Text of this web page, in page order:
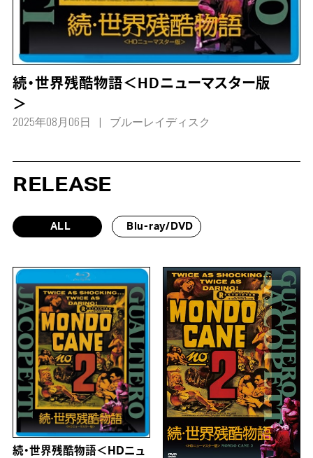
続・世界残酷物語＜HDニューマスター版
＞
2025年08月06日 ブルーレイディスク
RELEASE
ALL Blu-ray/DVD
続・世界残酷物語＜HDニュ